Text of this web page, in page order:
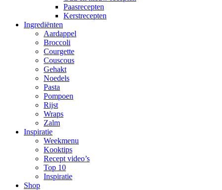
Paasrecepten
Kerstrecepten
Ingrediënten
Aardappel
Broccoli
Courgette
Couscous
Gehakt
Noedels
Pasta
Pompoen
Rijst
Wraps
Zalm
Inspiratie
Weekmenu
Kooktips
Recept video’s
Top 10
Inspiratie
Shop